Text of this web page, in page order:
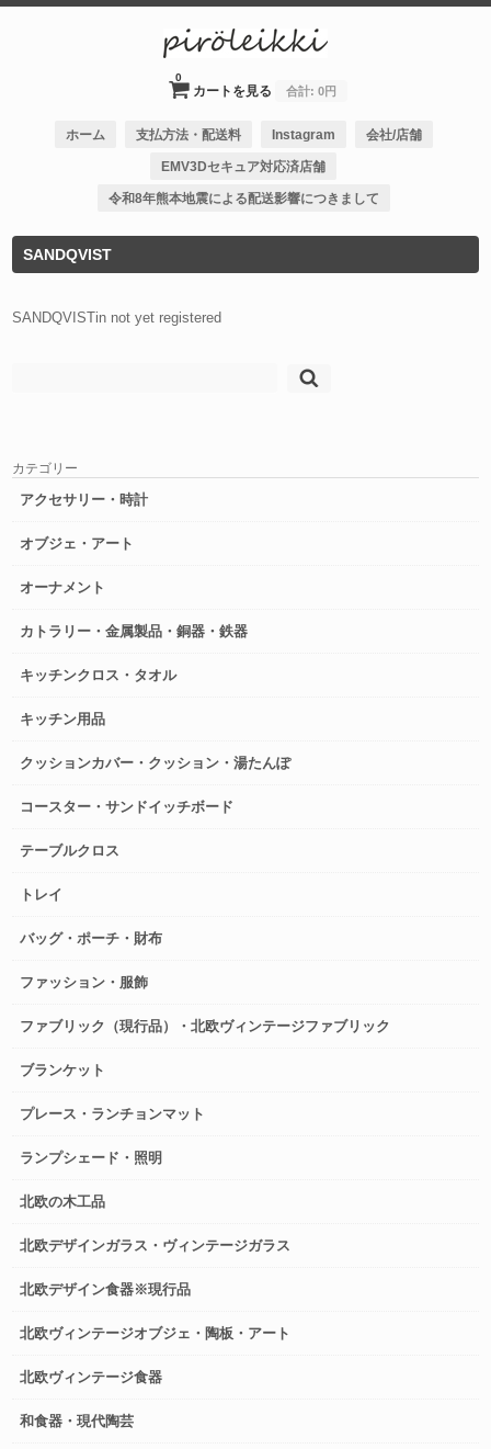
カートを見る
0
合計: 0円
ホーム 支払方法・配送料 Instagram 会社/店舗
EMV3Dセキュア対応済店舗
令和8年熊本地震による配送影響につきまして
SANDQVIST
SANDQVISTin not yet registered
カテゴリー
アクセサリー・時計
オブジェ・アート
オーナメント
カトラリー・金属製品・銅器・鉄器
キッチンクロス・タオル
キッチン用品
クッションカバー・クッション・湯たんぽ
コースター・サンドイッチボード
テーブルクロス
トレイ
バッグ・ポーチ・財布
ファッション・服飾
ファブリック（現行品）・北欧ヴィンテージファブリック
ブランケット
プレース・ランチョンマット
ランプシェード・照明
北欧の木工品
北欧デザインガラス・ヴィンテージガラス
北欧デザイン食器※現行品
北欧ヴィンテージオブジェ・陶板・アート
北欧ヴィンテージ食器
和食器・現代陶芸